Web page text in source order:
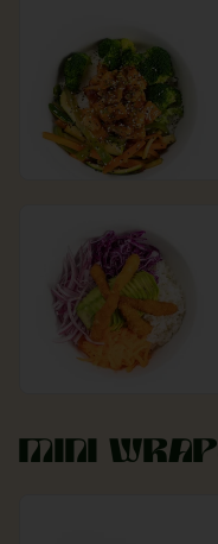
Mini